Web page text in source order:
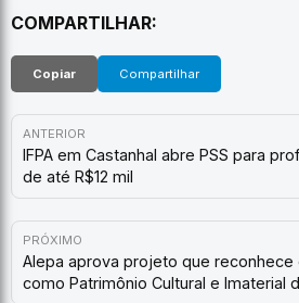
COMPARTILHAR:
Copiar Compartilhar
ANTERIOR
IFPA em Castanhal abre PSS para
de até R$12 mil
PRÓXIMO
Alepa aprova projeto que reconhece
como Patrimônio Cultural e Imaterial